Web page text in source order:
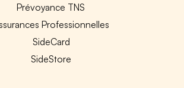
Prévoyance TNS
Professionnelles
SideCard
SideStore